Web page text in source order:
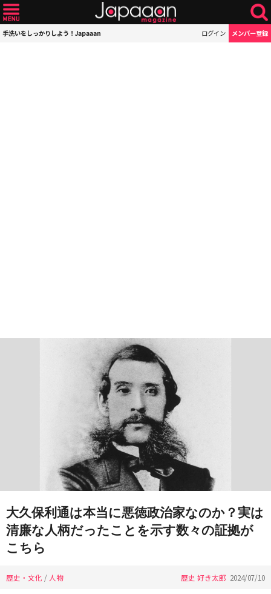
手洗いをしっかりしよう！Japaaan ログイン メンバー登録
大久保利通は本当に悪徳政治家なのか？実は
清廉な人柄だったことを示す数々の証拠が
こちら
歴史・文化 / 人物 歴史 好き太郎 2024/07/10